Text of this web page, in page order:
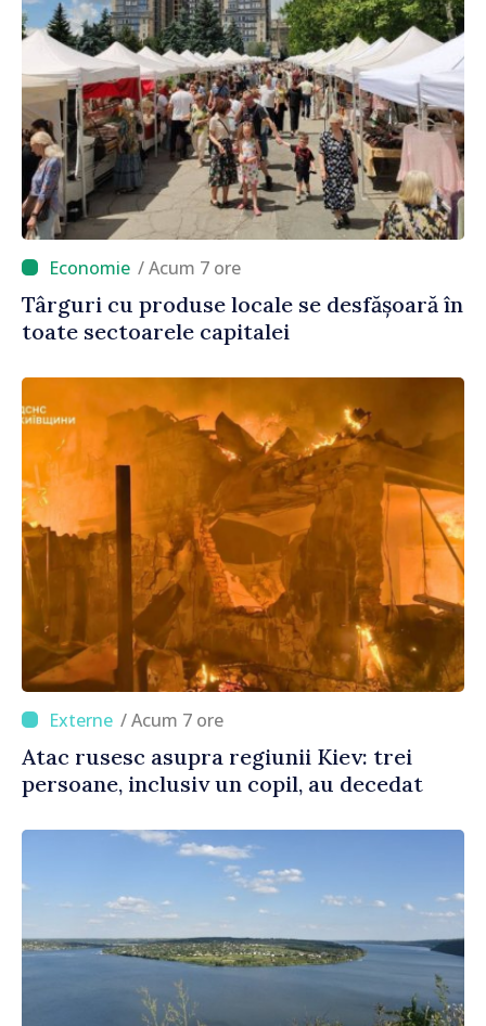
/ Acum 7 ore
Târguri cu produse locale se desfășoară în
toate sectoarele capitalei
/ Acum 7 ore
Atac rusesc asupra regiunii Kiev: trei
persoane, inclusiv un copil, au decedat